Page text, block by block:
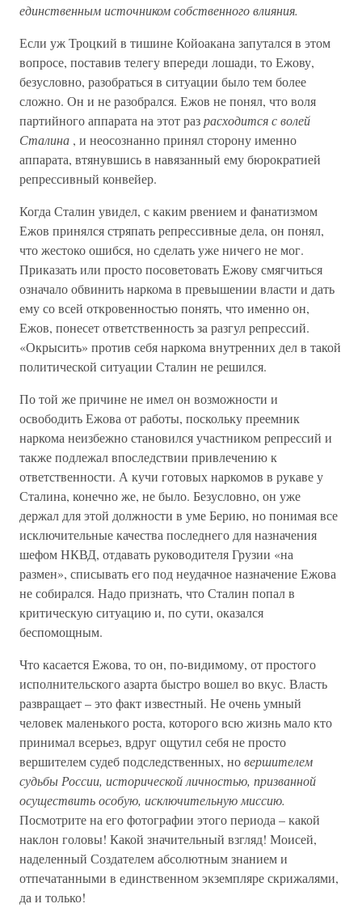
единственным источником собственного влияния.
Если уж Троцкий в тишине Койоакана запутался в этом
вопросе, поставив телегу впереди лошади, то Ежову,
безусловно, разобраться в ситуации было тем более
сложно. Он и не разобрался. Ежов не понял, что воля
партийного аппарата на этот разрасходится с волей
Сталина , и неосознанно принял сторону именно
аппарата, втянувшись в навязанный ему бюрократией
репрессивный конвейер.
Когда Сталин увидел, с каким рвением и фанатизмом
Ежов принялся стряпать репрессивные дела, он понял,
что жестоко ошибся, но сделать уже ничего не мог.
Приказать или просто посоветовать Ежову смягчиться
означало обвинить наркома в превышении власти и дать
ему со всей откровенностью понять, что именно он,
Ежов, понесет ответственность за разгул репрессий.
«Окрысить» против себя наркома внутренних дел в такой
политической ситуации Сталин не решился.
По той же причине не имел он возможности и
освободить Ежова от работы, поскольку преемник
наркома неизбежно становился участником репрессий и
также подлежал впоследствии привлечению к
ответственности. А кучи готовых наркомов в рукаве у
Сталина, конечно же, не было. Безусловно, он уже
держал для этой должности в уме Берию, но понимая все
исключительные качества последнего для назначения
шефом НКВД, отдавать руководителя Грузии «на
размен», списывать его под неудачное назначение Ежова
не собирался. Надо признать, что Сталин попал в
критическую ситуацию и, по сути, оказался
беспомощным.
Что касается Ежова, то он, по-видимому, от простого
исполнительского азарта быстро вошел во вкус. Власть
развращает – это факт известный. Не очень умный
человек маленького роста, которого всю жизнь мало кто
принимал всерьез, вдруг ощутил себя не просто
вершителем судеб подследственных, новершителем
судьбы России, исторической личностью, призванной
осуществить особую, исключительную миссию.
Посмотрите на его фотографии этого периода – какой
наклон головы! Какой значительный взгляд! Моисей,
наделенный Создателем абсолютным знанием и
отпечатанными в единственном экземпляре скрижалями,
да и только!